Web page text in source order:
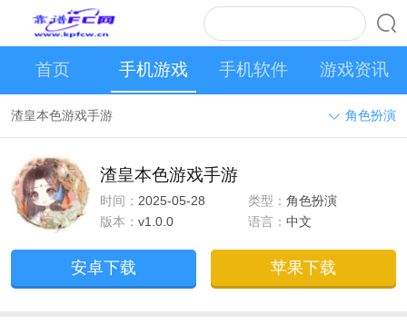
首页 手机游戏 手机软件 游戏资讯
渣皇本色游戏手游 角色扮演
渣皇本色游戏手游
时间： 2025-05-28 类型：角色扮演
版本：v1.0.0 语言：中文
安卓下载 苹果下载